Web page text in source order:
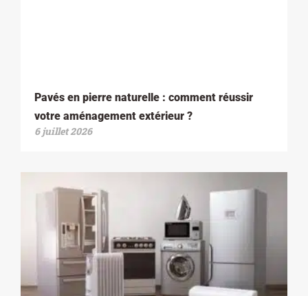
Pavés en pierre naturelle : comment réussir
votre aménagement extérieur ?
6 juillet 2026